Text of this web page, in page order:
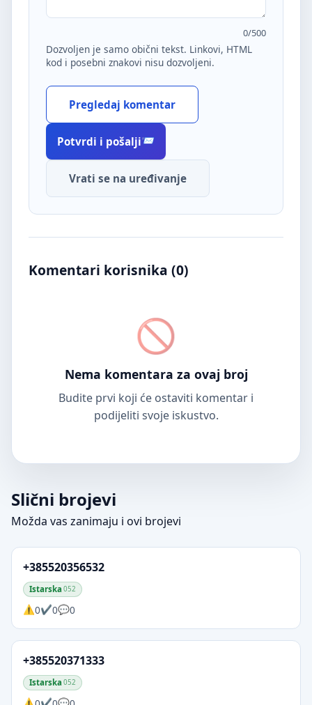
0/500
Dozvoljen je samo obični tekst. Linkovi, HTML
kod i posebni znakovi nisu dozvoljeni.
Pregledaj komentar
Potvrdi i pošalji
Vrati se na uređivanje
Komentari korisnika (0)
Nema komentara za ovaj broj
Budite prvi koji će ostaviti komentar i
podijeliti svoje iskustvo.
Slični brojevi
Možda vas zanimaju i ovi brojevi
+385520356532
Istarska 052
0 0 0
+385520371333
Istarska 052